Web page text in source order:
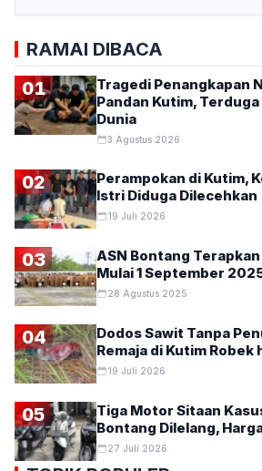
RAMAI DIBACA
01
Tragedi Penangkapan
Pandan Kutim,
Dunia
3 Agustus 2026
02
Perampokan di Kutim,
Istri Diduga Dilecehkan
19 Juli 2026
03
ASN Bontang
Mulai 1 September
28 Agustus 2025
04
Dodos Sawit Tanpa
Remaja di Kutim Robek
19 Juli 2026
05
Tiga Motor Sitaan
Bontang Dilelang,
27 Juli 2026